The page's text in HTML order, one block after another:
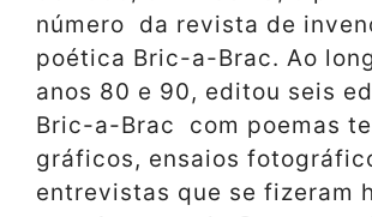
número da revista de
poética Bric-a-Brac. Ao
anos 80 e 90, editou seis
Bric-a-Brac com poemas
gráficos, ensaios
entrevistas que se fizeram